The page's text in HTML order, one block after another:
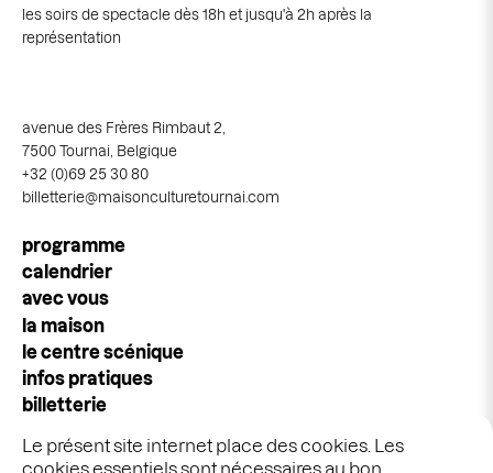
Le présent site internet place des cookies. Les
cookies essentiels sont nécessaires au bon
les soirs de spectacle dès 18h et jusqu'à 2h après la
représentation
avenue des Frères Rimbaut 2,
7500 Tournai, Belgique
+32 (0)69 25 30 80
billetterie@maisonculturetournai.com
Navigation
principale
programme
calendrier
avec vous
la maison
le centre scénique
infos pratiques
billetterie
idées cadeaux